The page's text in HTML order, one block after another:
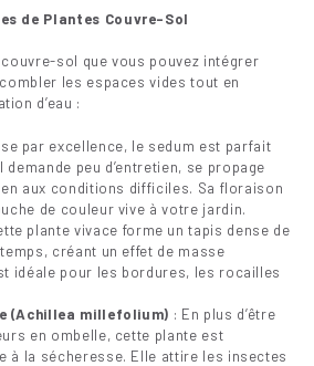
de Plantes Couvre-Sol
sol que vous pouvez intégrer
les espaces vides tout en
d’eau :
par excellence, le sedum est parfait
peu d’entretien, se propage
aux conditions difficiles. Sa floraison
de couleur vive à votre jardin.
plante vivace forme un tapis dense de
créant un effet de masse
idéale pour les bordures, les rocailles
(Achillea millefolium) : En plus d’être
en ombelle, cette plante est
à la sécheresse. Elle attire les insectes